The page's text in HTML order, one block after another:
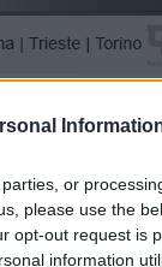
or
please use the
opt-out request is
information